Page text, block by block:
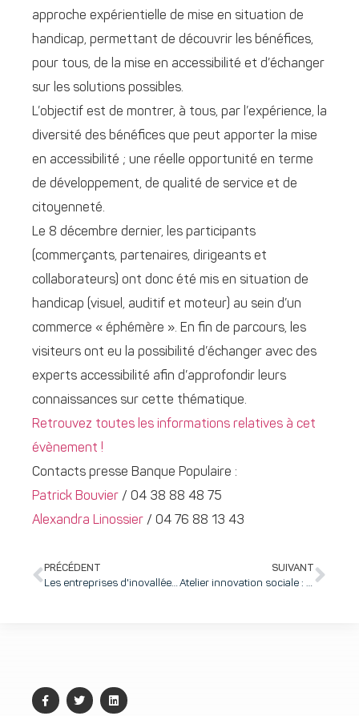
approche expérientielle de mise en situation de
handicap, permettant de découvrir les bénéfices,
pour tous, de la mise en accessibilité et d’échanger
sur les solutions possibles.
L’objectif est de montrer, à tous, par l’expérience, la
diversité des bénéfices que peut apporter la mise
en accessibilité ; une réelle opportunité en terme
de développement, de qualité de service et de
citoyenneté.
Le 8 décembre dernier, les participants
(commerçants, partenaires, dirigeants et
collaborateurs) ont donc été mis en situation de
handicap (visuel, auditif et moteur) au sein d’un
commerce « éphémère ». En fin de parcours, les
visiteurs ont eu la possibilité d’échanger avec des
experts accessibilité afin d’approfondir leurs
connaissances sur cette thématique.
Retrouvez toutes les informations relatives à cet
évènement !
Contacts presse Banque Populaire :
Patrick Bouvier / 04 38 88 48 75
Alexandra Linossier / 04 76 88 13 43
PRÉCÉDENT
Les entreprises d'inovallée recrutent : VOUSFINANCER.COM recherche un conseiller en financement immobilier à distance (H/F)
SUIVANT
Atelier innovation sociale : "Comment atteindre une performance collective ?"